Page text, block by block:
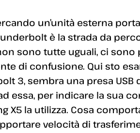
un’unità esterna
è la strada da
sono tutte uguali, ci
di confusione. Qui sto
3, sembra una presa USB
essa, per indicare la sua
X5 la utilizza. Cosa
velocità di